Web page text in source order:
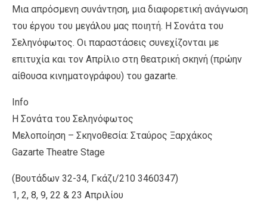
Μια απρόσμενη συνάντηση, μια διαφορετική ανάγνωση
του έργου του μεγάλου μας ποιητή. Η Σονάτα του
Σεληνόφωτος. Οι παραστάσεις συνεχίζονται με
επιτυχία και τον Απρίλιο στη θεατρική σκηνή (πρώην
αίθουσα κινηματογράφου) του gazarte.
Info
Η Σονάτα του Σεληνόφωτος
Μελοποίηση – Σκηνοθεσία: Σταύρος Ξαρχάκος
Gazarte Theatre Stage
(Βουτάδων 32-34, Γκάζι/210 3460347)
1, 2, 8, 9, 22 & 23 Απριλίου